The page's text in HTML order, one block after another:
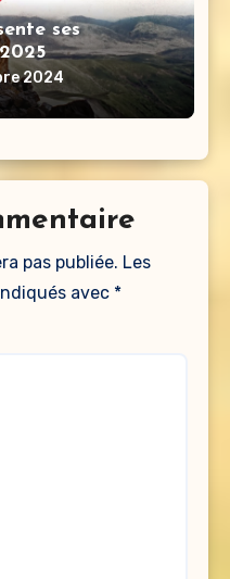
ses
2024
pas publiée. Les
avec *